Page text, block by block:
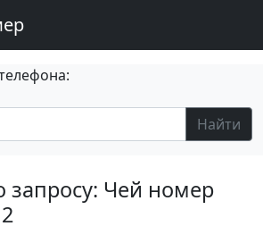
Найти
запросу: Чей номер